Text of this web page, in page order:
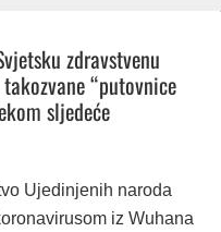
zdravstvenu
“putovnice
sljedeće
Ujedinjenih naroda
iz Wuhana